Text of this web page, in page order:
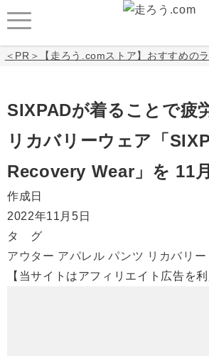
＜PR＞【走ろう.comストア】おすすめの
SIXPADが着ることで疲
リカバリーウェア「
Recovery Wear」を 11
作成日
2022年11月5日
タ グ
アウター アパレル パンツ リカバリー
【当サイトはアフィリエイト広告を